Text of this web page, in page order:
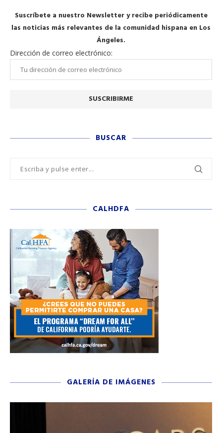
Suscríbete a nuestro Newsletter y recibe periódicamente
las noticias más relevantes de la comunidad hispana en Los
Ángeles.
Dirección de correo electrónico:
BUSCAR
CALHDFA
GALERÍA DE IMÁGENES